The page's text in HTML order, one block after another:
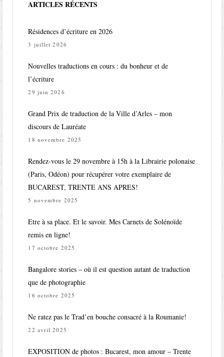
ARTICLES RÉCENTS
Résidences d’écriture en 2026
3 juillet 2026
Nouvelles traductions en cours : du bonheur et de
l’écriture
29 juin 2026
Grand Prix de traduction de la Ville d’Arles – mon
discours de Lauréate
18 novembre 2025
Rendez-vous le 29 novembre à 15h à la Librairie polonaise
(Paris, Odéon) pour récupérer votre exemplaire de
BUCAREST, TRENTE ANS APRES!
5 novembre 2025
Etre à sa place. Et le savoir. Mes Carnets de Solénoïde
remis en ligne!
17 octobre 2025
Bangalore stories – où il est question autant de traduction
que de photographie
16 octobre 2025
Ne ratez pas le Trad’en bouche consacré à la Roumanie!
22 avril 2025
EXPOSITION de photos : Bucarest, mon amour – Trente